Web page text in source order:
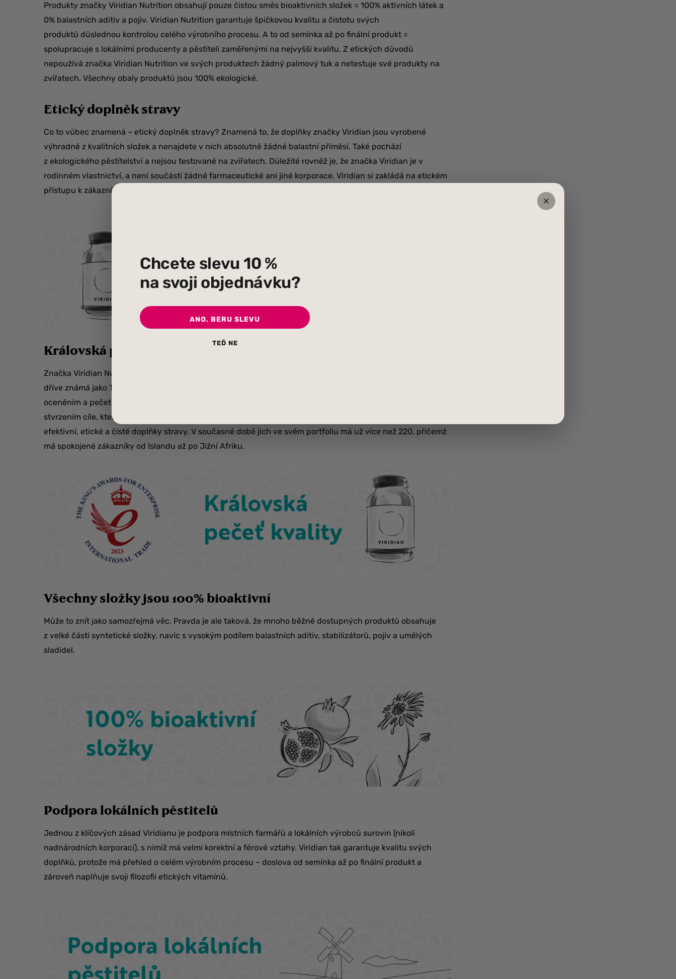
Produkty značky Viridian Nutrition obsahují pouze čistou směs bioaktivních složek = 100% aktivních látek a
0% balastních aditiv a pojiv. Viridian Nutrition garantuje špičkovou kvalitu a čistotu svých
produktů důslednou kontrolou celého výrobního procesu. A to od semínka až po finální produkt =
spolupracuje s lokálními producenty a pěstiteli zaměřenými na nejvyšší kvalitu. Z etických důvodů
nepoužívá značka Viridian Nutrition ve svých produktech žádný palmový tuk a netestuje své produkty na
zvířatech. Všechny obaly produktů jsou 100% ekologické.
Etický doplněk stravy
Co to vůbec znamená – etický doplněk stravy? Znamená to, že doplňky značky Viridian jsou vyrobené
výhradně z kvalitních složek a nenajdete v nich absolutně žádné balastní příměsi. Také pochází
z ekologického pěstitelství a nejsou testované na zvířatech. Důležité rovněž je, že značka Viridian je v
rodinném vlastnictví, a není součástí žádné farmaceutické ani jiné korporace. Viridian si zakládá na etickém
přístupu k zákazníkům i obchodním partnerům, a vždy se snaží o ekologickou nezávadnost svých produktů.
Královská pečeť kvality
Značka Viridian Nutrition je držitelem prestižní Královské pečeti kvality. The King’s Awards for Enterprise
dříve známá jako The Queen’s Awards for Enterprise existuje už 57 let a je nejprestižnějším britským
oceněním a pečetí pro nejlepší společnosti v oboru garantující maximální možné standardy. Ocenění je
stvrzením cíle, který si rodinná firma Viridian vytyčila v roce 1999, kdy vznikla – nabízet nejlepší možné,
efektivní, etické a čisté doplňky stravy. V současné době jich ve svém portfoliu má už více než 220, přičemž
má spokojené zákazníky od Islandu až po Jižní Afriku.
Všechny složky jsou 100% bioaktivní
Může to znít jako samozřejmá věc. Pravda je ale taková, že mnoho běžně dostupných produktů obsahuje
z velké části syntetické složky, navíc s vysokým podílem balastních aditiv, stabilizátorů, pojiv a umělých
sladidel.
Podpora lokálních pěstitelů
Jednou z klíčových zásad Viridianu je podpora místních farmářů a lokálních výrobců surovin (nikoli
nadnárodních korporací), s nimiž má velmi korektní a férové vztahy. Viridian tak garantuje kvalitu svých
doplňků, protože má přehled o celém výrobním procesu – doslova od semínka až po finální produkt a
zároveň naplňuje svoji filozofii etických vitamínů.
Chcete slevu 10 %
na svoji objednávku?
ANO, BERU SLEVU
TEĎ NE